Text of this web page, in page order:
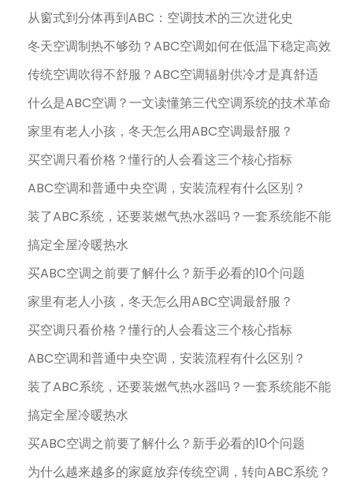
从窗式到分体再到ABC：空调技术的三次进化史
冬天空调制热不够劲？ABC空调如何在低温下稳定高效
传统空调吹得不舒服？ABC空调辐射供冷才是真舒适
什么是ABC空调？一文读懂第三代空调系统的技术革命
家里有老人小孩，冬天怎么用ABC空调最舒服？
买空调只看价格？懂行的人会看这三个核心指标
ABC空调和普通中央空调，安装流程有什么区别？
装了ABC系统，还要装燃气热水器吗？一套系统能不能
搞定全屋冷暖热水
买ABC空调之前要了解什么？新手必看的10个问题
家里有老人小孩，冬天怎么用ABC空调最舒服？
买空调只看价格？懂行的人会看这三个核心指标
ABC空调和普通中央空调，安装流程有什么区别？
装了ABC系统，还要装燃气热水器吗？一套系统能不能
搞定全屋冷暖热水
买ABC空调之前要了解什么？新手必看的10个问题
为什么越来越多的家庭放弃传统空调，转向ABC系统？